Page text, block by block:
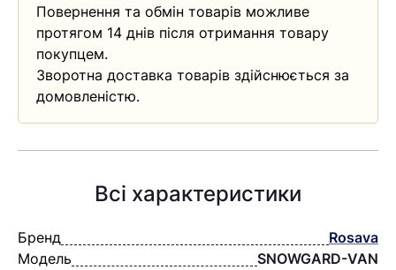
Повернення та обмін товарів можливе
протягом 14 днів після отримання товару
покупцем.
Зворотна доставка товарів здійснюється за
домовленістю.
Всі характеристики
Бренд
Rosava
Модель
SNOWGARD-VAN